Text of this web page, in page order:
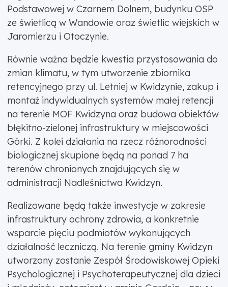
Podstawowej w Czarnem Dolnem, budynku OSP
ze świetlicą w Wandowie oraz świetlic wiejskich w
Jaromierzu i Otoczynie.
Równie ważna będzie kwestia przystosowania do
zmian klimatu, w tym utworzenie zbiornika
retencyjnego przy ul. Letniej w Kwidzynie, zakup i
montaż indywidualnych systemów małej retencji
na terenie MOF Kwidzyna oraz budowa obiektów
błękitno-zielonej infrastruktury w miejscowości
Górki. Z kolei działania na rzecz różnorodności
biologicznej skupione będą na ponad 7 ha
terenów chronionych znajdujących się w
administracji Nadleśnictwa Kwidzyn.
Realizowane będą także inwestycje w zakresie
infrastruktury ochrony zdrowia, a konkretnie
wsparcie pięciu podmiotów wykonujących
działalność leczniczą. Na terenie gminy Kwidzyn
utworzony zostanie Zespół Środowiskowej Opieki
Psychologicznej i Psychoterapeutycznej dla dzieci